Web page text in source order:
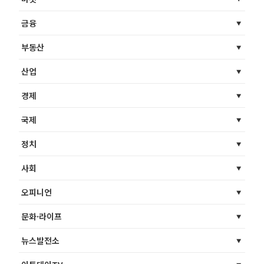
금융
부동산
산업
경제
국제
정치
사회
오피니언
문화·라이프
뉴스발전소